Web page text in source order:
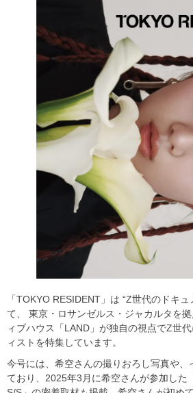
「TOKYO RESIDENT」は “Z世代のドキ
て、 東京・ロサンゼルス・ジャカルタを
ィブハウス「LAND」が独自の視点でZ世
ィストを特集しています。
今号には、希空さんの撮りおろし写真や
ており、2025年3月に希空さんが参加した